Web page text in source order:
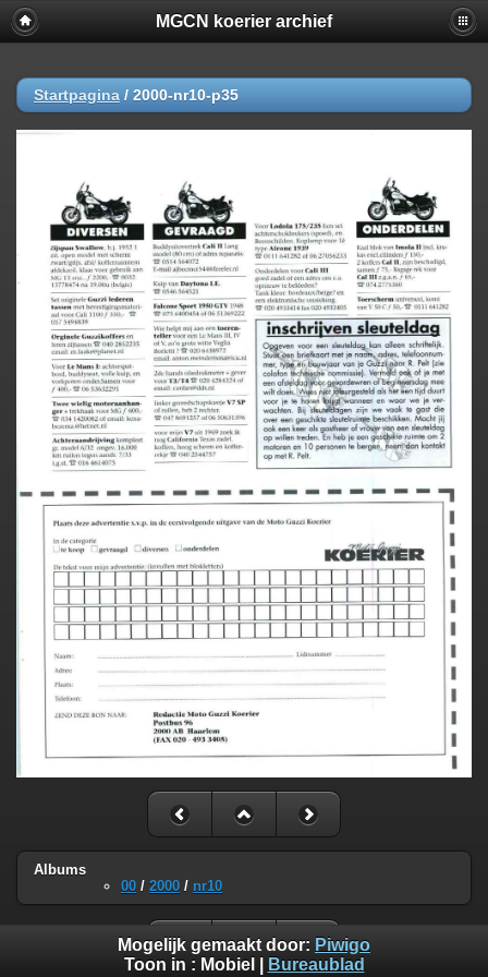
MGCN koerier archief
Startpagina / 2000-nr10-p35
Albums
00 / 2000 / nr10
Mogelijk gemaakt door: Piwigo
Toon in : Mobiel Bureaublad